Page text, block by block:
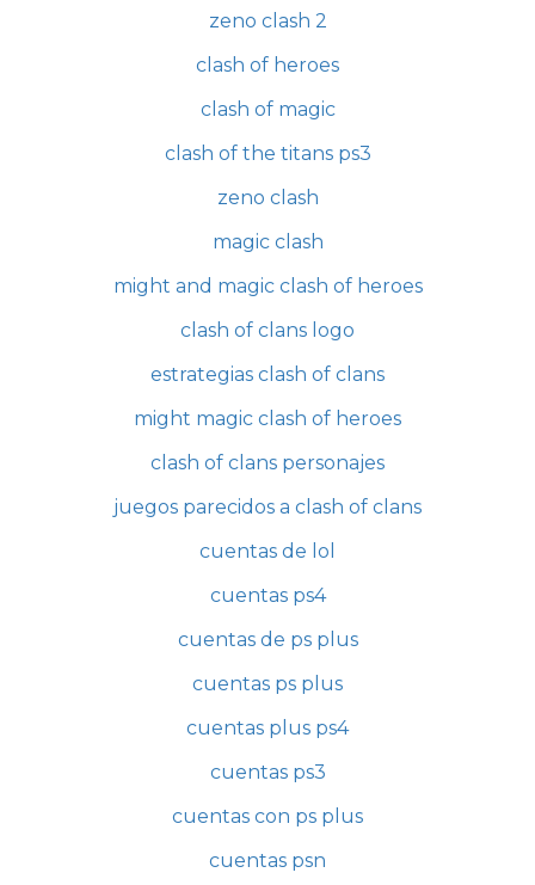
zeno clash 2
clash of heroes
clash of magic
clash of the titans ps3
zeno clash
magic clash
might and magic clash of heroes
clash of clans logo
estrategias clash of clans
might magic clash of heroes
clash of clans personajes
juegos parecidos a clash of clans
cuentas de lol
cuentas ps4
cuentas de ps plus
cuentas ps plus
cuentas plus ps4
cuentas ps3
cuentas con ps plus
cuentas psn